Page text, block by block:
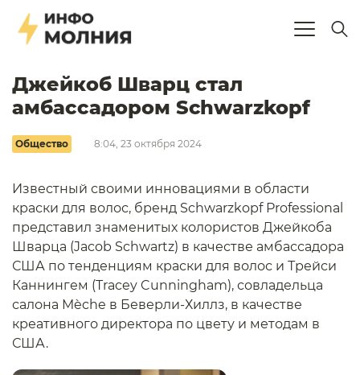
Джейкоб Шварц стал
амбассадором Schwarzkopf
Общество 8:04, 23 октября 2024
Известный своими инновациями в области
краски для волос, бренд Schwarzkopf Professional
представил знаменитых колористов Джейкоба
Шварца (Jacob Schwartz) в качестве амбассадора
США по тенденциям краски для волос и Трейси
Каннингем (Tracey Cunningham), совладельца
салона Mèche в Беверли-Хиллз, в качестве
креативного директора по цвету и методам в
США.